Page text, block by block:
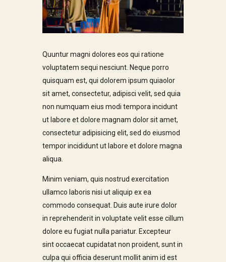
Quuntur magni dolores eos qui ratione
voluptatem sequi nesciunt. Neque porro
quisquam est, qui dolorem ipsum quiaolor
sit amet, consectetur, adipisci velit, sed quia
non numquam eius modi tempora incidunt
ut labore et dolore magnam dolor sit amet,
consectetur adipisicing elit, sed do eiusmod
tempor incididunt ut labore et dolore magna
aliqua.
Minim veniam, quis nostrud exercitation
ullamco laboris nisi ut aliquip ex ea
commodo consequat. Duis aute irure dolor
in reprehenderit in voluptate velit esse cillum
dolore eu fugiat nulla pariatur. Excepteur
sint occaecat cupidatat non proident, sunt in
culpa qui officia deserunt mollit anim id est